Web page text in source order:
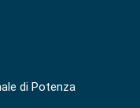
di Potenza